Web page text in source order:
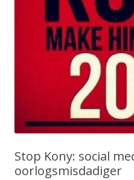
Stop Kony: social
oorlogsmisdadiger